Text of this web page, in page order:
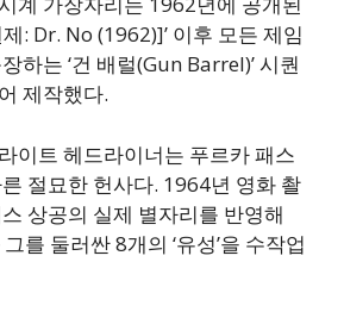
: Dr. No (1962)]’ 이후 모든 제임
하는 ‘건 배럴(Gun Barrel)’ 시퀀
제작했다.
이트 헤드라이너는 푸르카 패스
절묘한 헌사다. 1964년 영화 촬
상공의 실제 별자리를 반영해
그를 둘러싼 8개의 ‘유성’을 수작업